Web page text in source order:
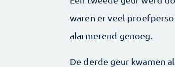
waren er veel
alarmerend genoeg.
De derde geur kwamen